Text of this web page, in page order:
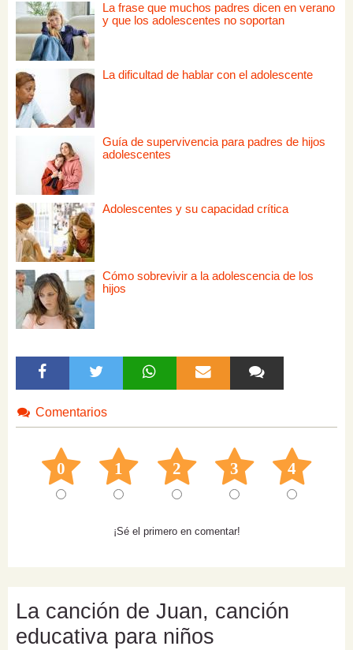
La frase que muchos padres dicen en verano
y que los adolescentes no soportan
La dificultad de hablar con el adolescente
Guía de supervivencia para padres de hijos
adolescentes
Adolescentes y su capacidad crítica
Cómo sobrevivir a la adolescencia de los
hijos
Comentarios
0 1 2 3 4
¡Sé el primero en comentar!
La canción de Juan, canción
educativa para niños